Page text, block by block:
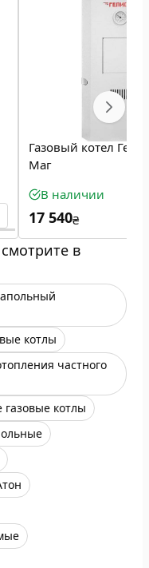
Газовый котел
Маг
В наличии
17 540₴
в
котлы
частного
котлы